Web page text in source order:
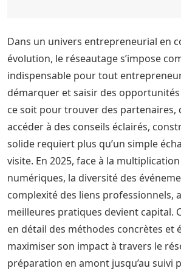
Dans un univers entrepreneurial en
évolution, le réseautage s’impose
indispensable pour tout
démarquer et saisir des
ce soit pour trouver des partenaires,
accéder à des conseils éclairés,
solide requiert plus qu’un simple
visite. En 2025, face à la
numériques, la diversité des
complexité des liens professionnels,
meilleures pratiques devient capital.
en détail des méthodes concrètes et
maximiser son impact à travers le
préparation en amont jusqu’au suivi